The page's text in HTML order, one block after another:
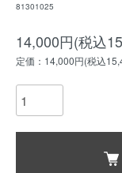
81301025
14,000円(税込
定価：14,000円(税込